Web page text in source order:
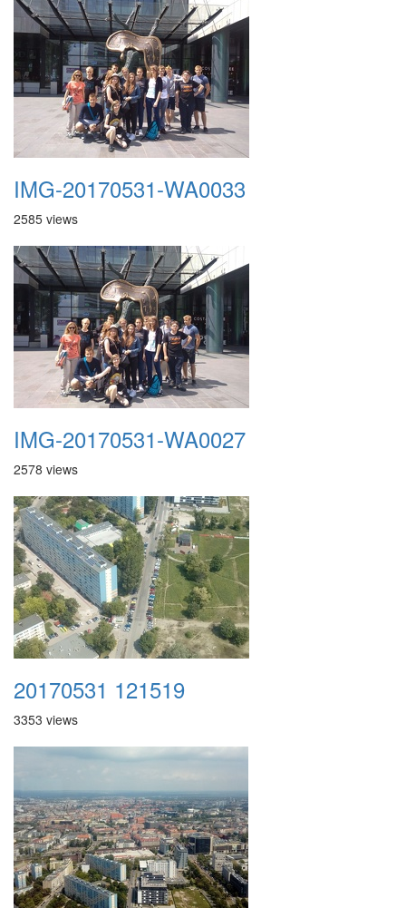
IMG-20170531-WA0033
2585 views
IMG-20170531-WA0027
2578 views
20170531 121519
3353 views